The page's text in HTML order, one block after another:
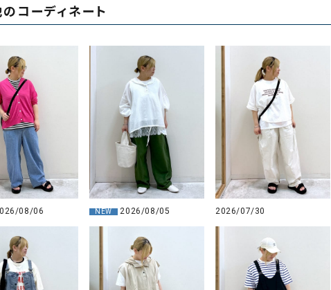
コーディネート
08/06 NEW 2026/08/05 2026/07/30